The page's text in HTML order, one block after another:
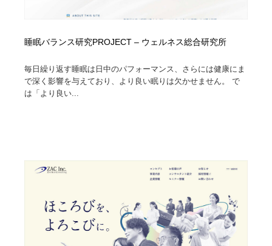
睡眠バランス研究PROJECT – ウェルネス総合研究所
毎日繰り返す睡眠は日中のパフォーマンス、さらには健康にま
で深く影響を与えており、より良い眠りは欠かせません。 で
は「より良い...